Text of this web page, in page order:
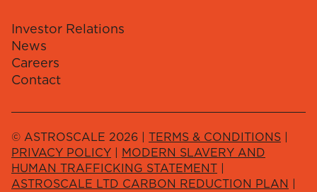
Investor Relations
News
Careers
Contact
© ASTROSCALE 2026 | TERMS & CONDITIONS
PRIVACY POLICY
MODERN SLAVERY AND
HUMAN TRAFFICKING STATEMENT
ASTROSCALE LTD CARBON REDUCTION PLAN